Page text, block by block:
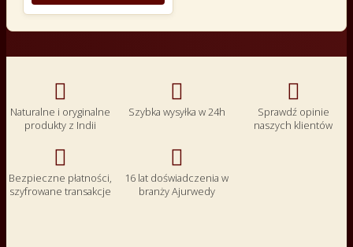

Naturalne i oryginalne
produkty z Indii

Szybka wysyłka w 24h

Sprawdź opinie
naszych klientów

Bezpieczne płatności,
szyfrowane transakcje

16 lat doświadczenia w
branży Ajurwedy